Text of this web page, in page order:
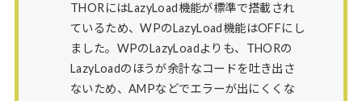
THORにはLazyLoad機能が標準で搭載され
ているため、WPのLazyLoad機能はOFFにし
ました。WPのLazyLoadよりも、THORの
LazyLoadのほうが余計なコードを吐き出さ
ないため、AMPなどでエラーが出にくくな